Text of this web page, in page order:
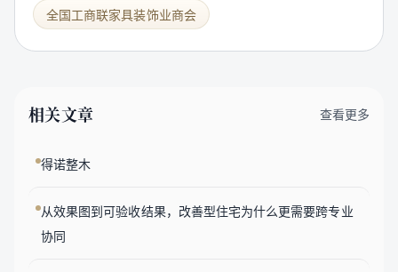
全国工商联家具装饰业商会
相关文章 查看更多
得诺整木
从效果图到可验收结果，改善型住宅为什么更需要跨专业
协同